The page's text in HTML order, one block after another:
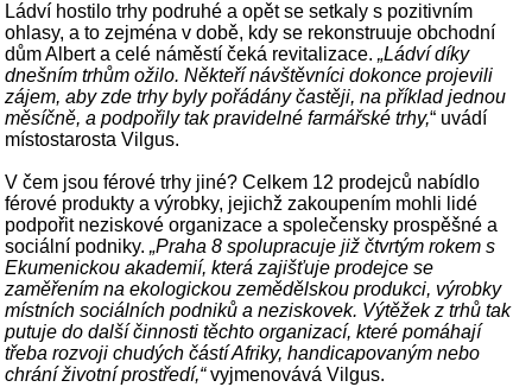
Ládví hostilo trhy podruhé a opět se setkaly s pozitivním
ohlasy, a to zejména v době, kdy se rekonstruuje obchodní
dům Albert a celé náměstí čeká revitalizace.„Ládví díky
dnešním trhům ožilo. Někteří návštěvníci dokonce projevili
zájem, aby zde trhy byly pořádány častěji, na příklad jednou
měsíčně, a podpořily tak pravidelné farmářské trhy,“ uvádí
místostarosta Vilgus.
V čem jsou férové trhy jiné? Celkem 12 prodejců nabídlo
férové produkty a výrobky, jejichž zakoupením mohli lidé
podpořit neziskové organizace a společensky prospěšné a
sociální podniky.„Praha 8 spolupracuje již čtvrtým rokem s
Ekumenickou akademií, která zajišťuje prodejce se
zaměřením na ekologickou zemědělskou produkci, výrobky
místních sociálních podniků a neziskovek. Výtěžek z trhů tak
putuje do další činnosti těchto organizací, které pomáhají
třeba rozvoji chudých částí Afriky, handicapovaným nebo
chrání životní prostředí,“vyjmenovává Vilgus.